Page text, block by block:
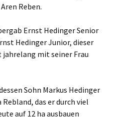
Reben.
Ernst Hedinger Senior
Hedinger Junior, dieser
jahrelang mit seiner Frau
Sohn Markus Hedinger
das er durch viel
auf 12 ha ausbauen